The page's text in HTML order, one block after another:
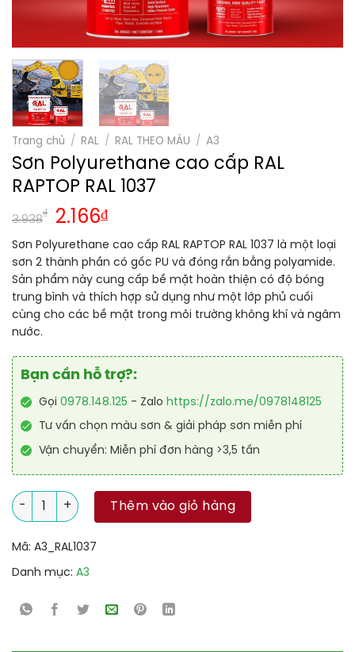
Trang chủ / RAL / RAL THEO MÀU / A3
Sơn Polyurethane cao cấp RAL
RAPTOP RAL 1037
3.938
₫ 2.166₫
Sơn Polyurethane cao cấp RAL RAPTOP RAL 1037 là một loại
sơn 2 thành phần có gốc PU và đóng rắn bằng polyamide.
Sản phẩm này cung cấp bề mặt hoàn thiện có độ bóng
trung bình và thích hợp sử dụng như một lớp phủ cuối
cùng cho các bề mặt trong môi trường không khí và ngâm
nước.
Bạn cần hỗ trợ?:
Gọi 0978.148.125 - Zalo https://zalo.me/0978148125
Tư vấn chọn màu sơn & giải pháp sơn miễn phí
Vận chuyển: Miễn phí đơn hàng >3,5 tấn
Sơn Polyurethane cao cấp RAL RAPTOP RAL 1037 số lượng
Thêm vào giỏ hàng
Mã: A3_RAL1037
Danh mục: A3